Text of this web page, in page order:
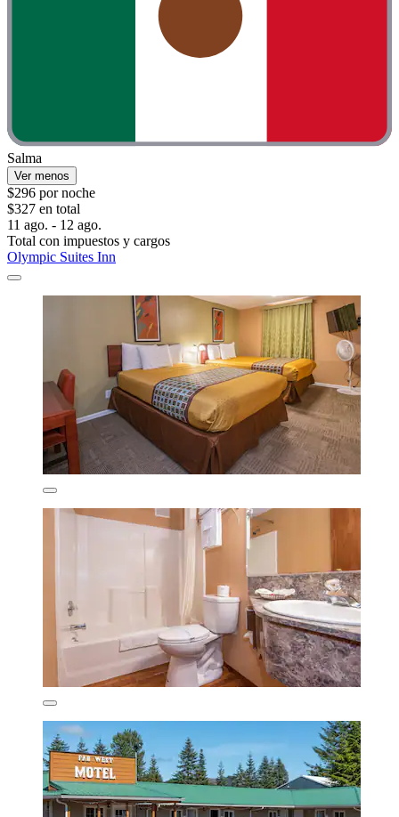
Salma
Ver menos
$296 por noche
$327 en total
11 ago. - 12 ago.
Total con impuestos y cargos
Olympic Suites Inn